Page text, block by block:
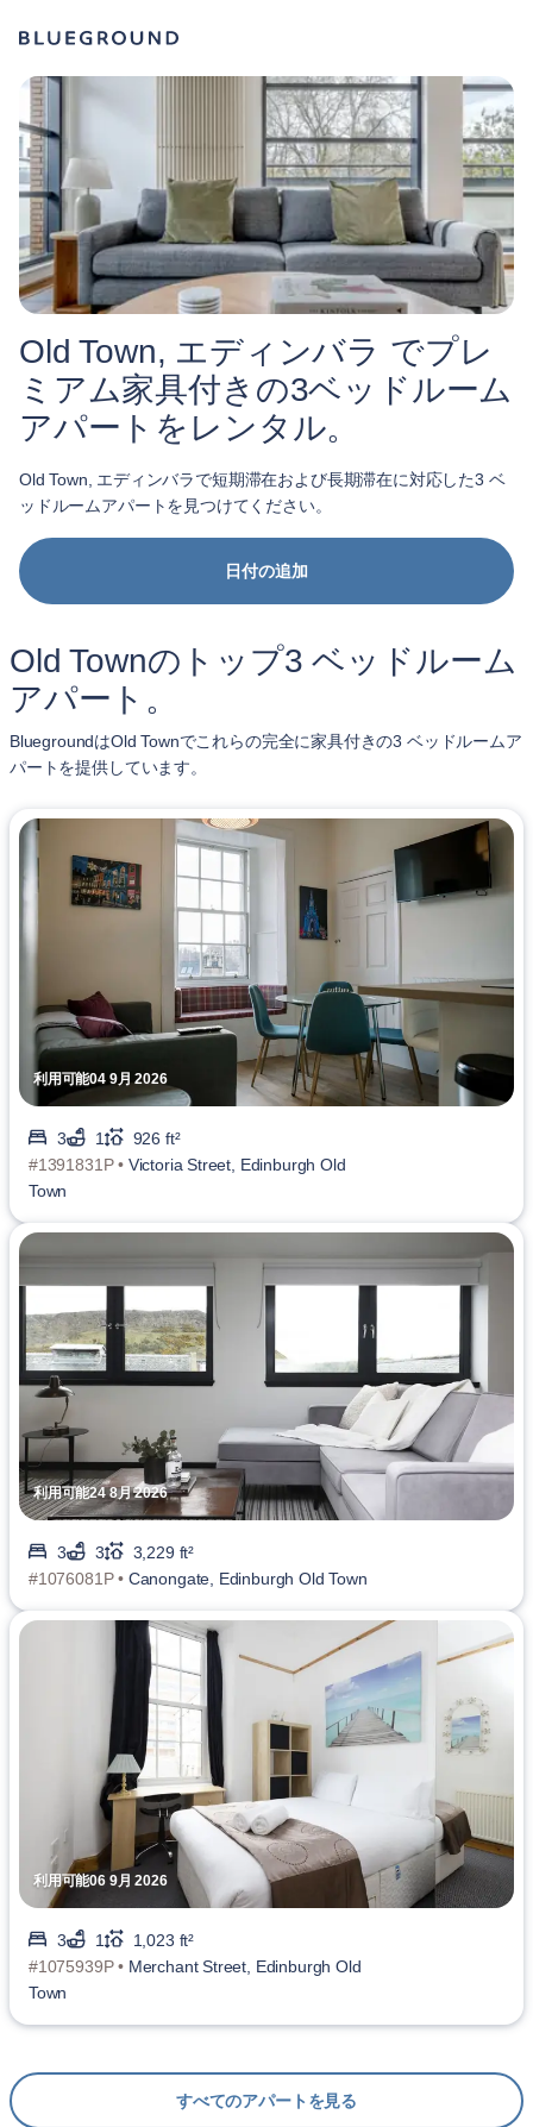
Old Town, エディンバラ でプレ
ミアム家具付きの3ベッドルーム
アパートをレンタル。
Old Town, エディンバラで短期滞在および長期滞在に対応した3 ベ
ッドルームアパートを見つけてください。
日付の追加
Old Townのトップ3 ベッドルーム
アパート。
BluegroundはOld Townでこれらの完全に家具付きの3 ベッドルームア
パートを提供しています。
利用可能04 9月 2026
3 1
926 ft²
#1391831P • Victoria Street, Edinburgh Old
Town
利用可能24 8月 2026
3 3
3,229 ft²
#1076081P • Canongate, Edinburgh Old Town
利用可能06 9月 2026
3 1
1,023 ft²
#1075939P • Merchant Street, Edinburgh Old
Town
すべてのアパートを見る